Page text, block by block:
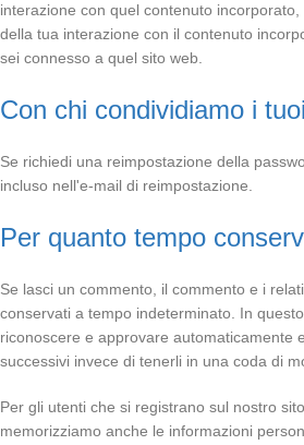
interazione con quel contenuto
della tua interazione con il contenuto
sei connesso a quel sito web.
Con chi condividiamo i
Se richiedi una reimpostazione della
incluso nell'e-mail di reimpostazione.
Per quanto tempo
Se lasci un commento, il commento e i
conservati a tempo indeterminato. In
riconoscere e approvare automaticamente
successivi invece di tenerli in una coda di
Per gli utenti che si registrano sul nostro
memorizziamo anche le informazioni